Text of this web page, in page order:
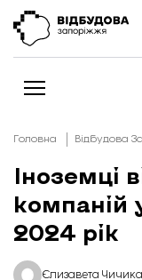
Новини
Відбудова
Ексклюзив
Шлях додому
Головна Відбудова
Іноземці
компаній
2024 рік
Єлизавета Чичика